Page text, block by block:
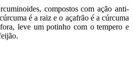
compostos com ação anti-
é a raiz e o açafrão é a cúrcuma
leve um potinho com o tempero e